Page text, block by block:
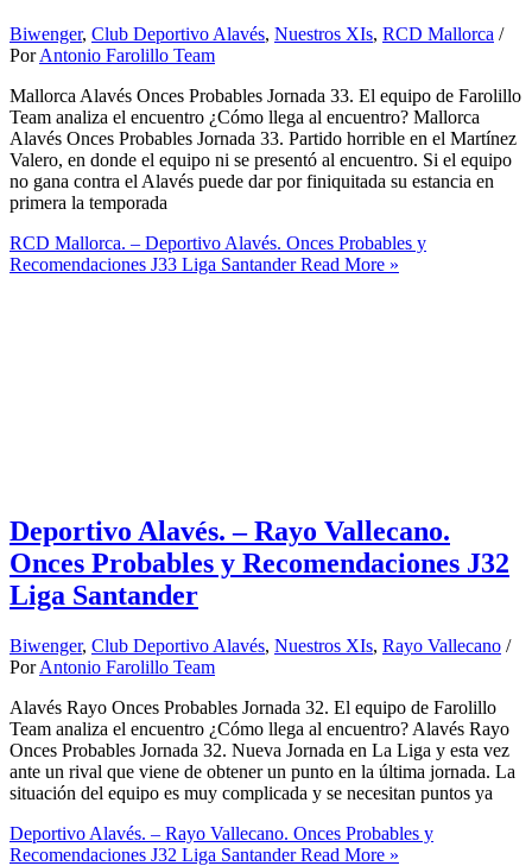
Biwenger, Club Deportivo Alavés, Nuestros XIs, RCD Mallorca /
PorAntonio Farolillo Team
Mallorca Alavés Onces Probables Jornada 33. El equipo de Farolillo
Team analiza el encuentro ¿Cómo llega al encuentro? Mallorca
Alavés Onces Probables Jornada 33. Partido horrible en el Martínez
Valero, en donde el equipo ni se presentó al encuentro. Si el equipo
no gana contra el Alavés puede dar por finiquitada su estancia en
primera la temporada
RCD Mallorca. – Deportivo Alavés. Onces Probables y
Recomendaciones J33 Liga SantanderRead More »
Deportivo Alavés. – Rayo Vallecano.
Onces Probables y Recomendaciones J32
Liga Santander
Biwenger, Club Deportivo Alavés, Nuestros XIs, Rayo Vallecano /
PorAntonio Farolillo Team
Alavés Rayo Onces Probables Jornada 32. El equipo de Farolillo
Team analiza el encuentro ¿Cómo llega al encuentro? Alavés Rayo
Onces Probables Jornada 32. Nueva Jornada en La Liga y esta vez
ante un rival que viene de obtener un punto en la última jornada. La
situación del equipo es muy complicada y se necesitan puntos ya
Deportivo Alavés. – Rayo Vallecano. Onces Probables y
Recomendaciones J32 Liga SantanderRead More »